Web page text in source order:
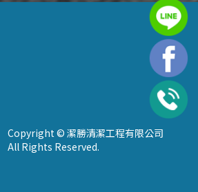
Copyright © 潔勝清潔工程有限公司
All Rights Reserved.